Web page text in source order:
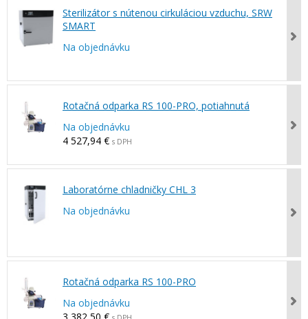
Sterilizátor s nútenou cirkuláciou vzduchu, SRW
SMART
Na objednávku
Rotačná odparka RS 100-PRO, potiahnutá
Na objednávku
4 527,94 € s DPH
Laboratórne chladničky CHL 3
Na objednávku
Rotačná odparka RS 100-PRO
Na objednávku